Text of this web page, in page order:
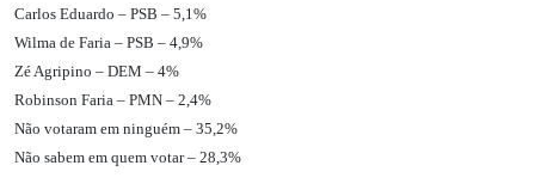
Carlos Eduardo – PSB – 5,1%
Wilma de Faria – PSB – 4,9%
Zé Agripino – DEM – 4%
Robinson Faria – PMN – 2,4%
Não votaram em ninguém – 35,2%
Não sabem em quem votar – 28,3%